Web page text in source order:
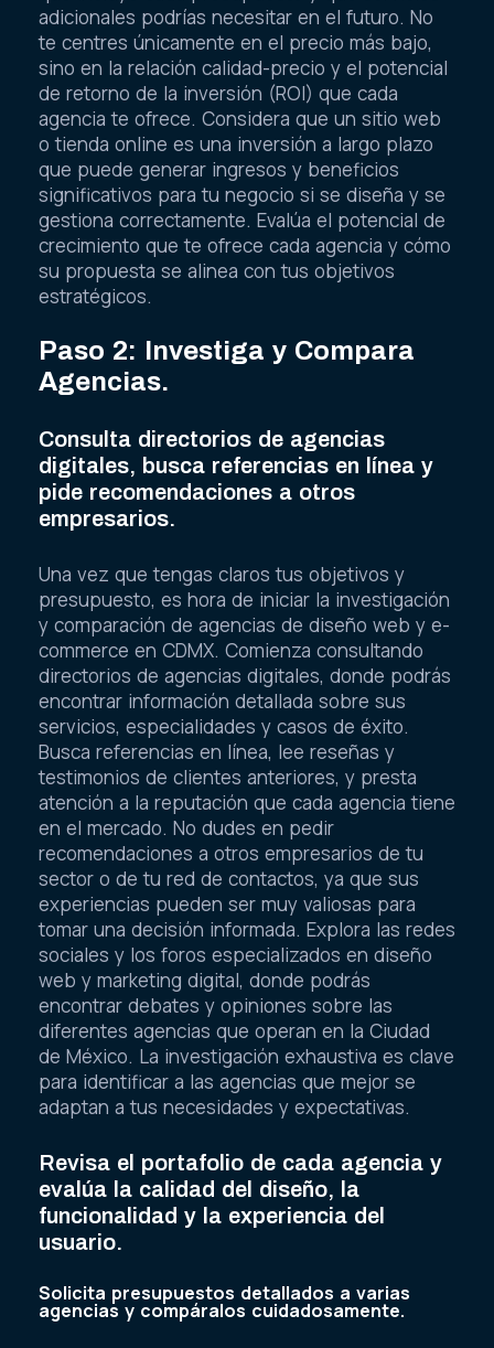
adicionales podrías necesitar en el futuro. No
te centres únicamente en el precio más bajo,
sino en la relación calidad-precio y el potencial
de retorno de la inversión (ROI) que cada
agencia te ofrece. Considera que un sitio web
o tienda online es una inversión a largo plazo
que puede generar ingresos y beneficios
significativos para tu negocio si se diseña y se
gestiona correctamente. Evalúa el potencial de
crecimiento que te ofrece cada agencia y cómo
su propuesta se alinea con tus objetivos
estratégicos.
Paso 2: Investiga y Compara
Agencias.
Consulta directorios de agencias
digitales, busca referencias en línea y
pide recomendaciones a otros
empresarios.
Una vez que tengas claros tus objetivos y
presupuesto, es hora de iniciar la investigación
y comparación de agencias de diseño web y e-
commerce en CDMX. Comienza consultando
directorios de agencias digitales, donde podrás
encontrar información detallada sobre sus
servicios, especialidades y casos de éxito.
Busca referencias en línea, lee reseñas y
testimonios de clientes anteriores, y presta
atención a la reputación que cada agencia tiene
en el mercado. No dudes en pedir
recomendaciones a otros empresarios de tu
sector o de tu red de contactos, ya que sus
experiencias pueden ser muy valiosas para
tomar una decisión informada. Explora las redes
sociales y los foros especializados en diseño
web y marketing digital, donde podrás
encontrar debates y opiniones sobre las
diferentes agencias que operan en la Ciudad
de México. La investigación exhaustiva es clave
para identificar a las agencias que mejor se
adaptan a tus necesidades y expectativas.
Revisa el portafolio de cada agencia y
evalúa la calidad del diseño, la
funcionalidad y la experiencia del
usuario.
Solicita presupuestos detallados a varias
agencias y compáralos cuidadosamente.